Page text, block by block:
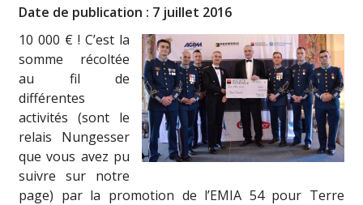
Date de publication : 7 juillet 2016
10 000 € ! C’est la
somme récoltée
au fil de
différentes
activités (sont le
relais Nungesser
que vous avez pu
suivre sur notre
page) par la promotion de l’EMIA 54 pour Terre